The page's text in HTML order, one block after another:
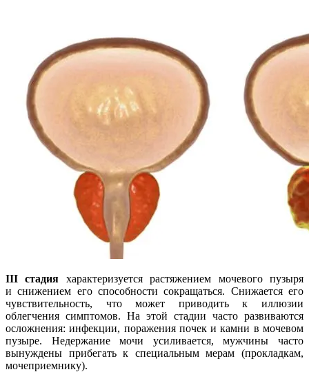
III стадия характеризуется растяжением мочевого пузыря
и снижением его способности сокращаться. Снижается его
чувствительность, что может приводить к иллюзии
облегчения симптомов. На этой стадии часто развиваются
осложнения: инфекции, поражения почек и камни в мочевом
пузыре. Недержание мочи усиливается, мужчины часто
вынуждены прибегать к специальным мерам (прокладкам,
мочеприемнику).